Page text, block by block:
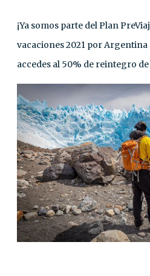
¡Ya somos parte del Plan
vacaciones 2021 por Argentina
accedes al 50% de reintegro